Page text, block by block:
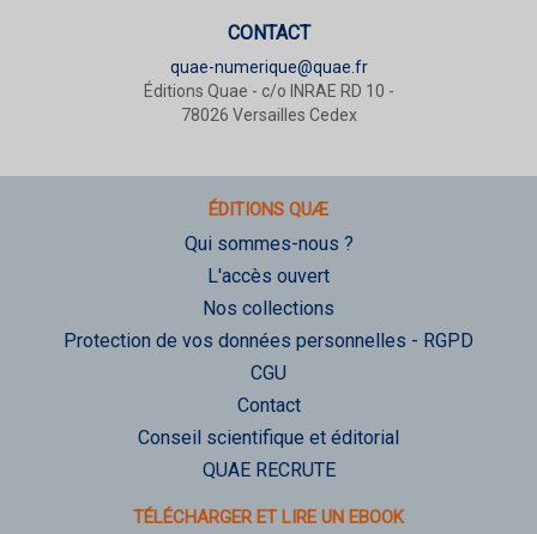
CONTACT
quae-numerique@quae.fr
Éditions Quae - c/o INRAE RD 10 -
78026 Versailles Cedex
ÉDITIONS QUÆ
Qui sommes-nous ?
L'accès ouvert
Nos collections
Protection de vos données personnelles - RGPD
CGU
Contact
Conseil scientifique et éditorial
QUAE RECRUTE
TÉLÉCHARGER ET LIRE UN EBOOK